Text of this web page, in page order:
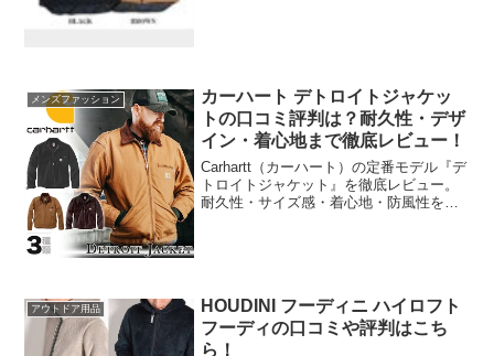
メンズファッション
カーハート デトロイトジャケッ
トの口コミ評判は？耐久性・デザ
イン・着心地まで徹底レビュー！
Carhartt（カーハート）の定番モデル『デ
トロイトジャケット』を徹底レビュー。
耐久性・サイズ感・着心地・防風性を詳
アウトドア用品
HOUDINI フーディニ ハイロフト
フーディの口コミや評判はこち
ら！